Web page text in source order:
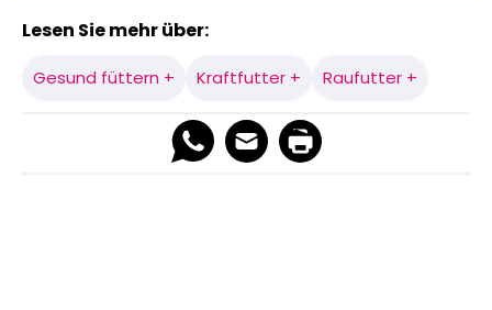
Lesen Sie mehr über:
Gesund füttern + Kraftfutter + Raufutter +